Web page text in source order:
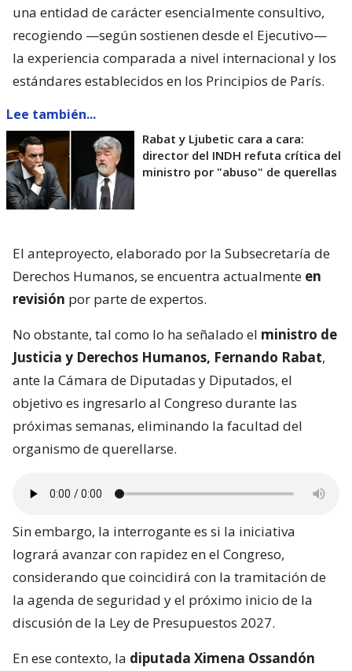
una entidad de carácter esencialmente consultivo,
recogiendo —según sostienen desde el Ejecutivo—
la experiencia comparada a nivel internacional y los
estándares establecidos en los Principios de París.
Lee también...
Rabat y Ljubetic cara a cara:
director del INDH refuta crítica del
ministro por "abuso" de querellas
El anteproyecto, elaborado por la Subsecretaría de
Derechos Humanos, se encuentra actualmente en
revisión por parte de expertos.
No obstante, tal como lo ha señalado el ministro de
Justicia y Derechos Humanos, Fernando Rabat,
ante la Cámara de Diputadas y Diputados, el
objetivo es ingresarlo al Congreso durante las
próximas semanas, eliminando la facultad del
organismo de querellarse.
Sin embargo, la interrogante es si la iniciativa
logrará avanzar con rapidez en el Congreso,
considerando que coincidirá con la tramitación de
la agenda de seguridad y el próximo inicio de la
discusión de la Ley de Presupuestos 2027.
En ese contexto, la diputada Ximena Ossandón